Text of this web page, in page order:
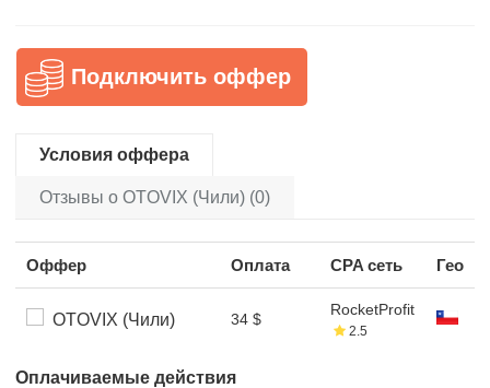
Подключить оффер
Условия оффера
Отзывы о OTOVIX (Чили) (0)
Оффер Оплата CPA сеть Гео
OTOVIX (Чили) 34 $
RocketProfit
2.5
Оплачиваемые действия